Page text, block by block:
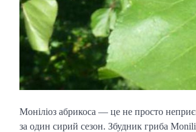
Моніліоз абрикоса — це не просто
за один сирий сезон. Збудник гриба